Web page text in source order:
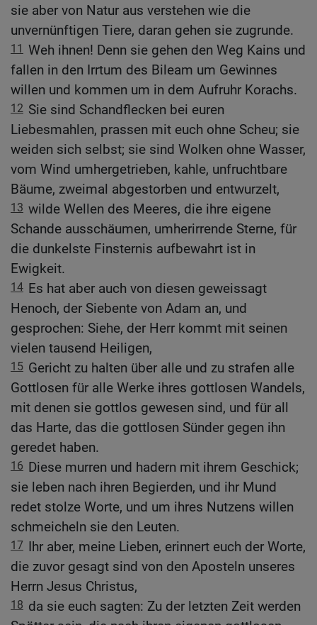
sie aber von Natur aus verstehen wie die
unvernünftigen Tiere, daran gehen sie zugrunde.
11 Weh ihnen! Denn sie gehen den Weg Kains und
fallen in den Irrtum des Bileam um Gewinnes
willen und kommen um in dem Aufruhr Korachs.
12 Sie sind Schandflecken bei euren
Liebesmahlen, prassen mit euch ohne Scheu; sie
weiden sich selbst; sie sind Wolken ohne Wasser,
vom Wind umhergetrieben, kahle, unfruchtbare
Bäume, zweimal abgestorben und entwurzelt,
13 wilde Wellen des Meeres, die ihre eigene
Schande ausschäumen, umherirrende Sterne, für
die dunkelste Finsternis aufbewahrt ist in
Ewigkeit.
14 Es hat aber auch von diesen geweissagt
Henoch, der Siebente von Adam an, und
gesprochen: Siehe, der Herr kommt mit seinen
vielen tausend Heiligen,
15 Gericht zu halten über alle und zu strafen alle
Gottlosen für alle Werke ihres gottlosen Wandels,
mit denen sie gottlos gewesen sind, und für all
das Harte, das die gottlosen Sünder gegen ihn
geredet haben.
16 Diese murren und hadern mit ihrem Geschick;
sie leben nach ihren Begierden, und ihr Mund
redet stolze Worte, und um ihres Nutzens willen
schmeicheln sie den Leuten.
17 Ihr aber, meine Lieben, erinnert euch der Worte,
die zuvor gesagt sind von den Aposteln unseres
Herrn Jesus Christus,
18 da sie euch sagten: Zu der letzten Zeit werden